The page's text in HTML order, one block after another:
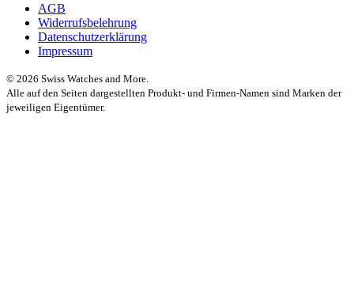
AGB
Widerrufsbelehrung
Datenschutzerklärung
Impressum
© 2026 Swiss Watches and More.
Alle auf den Seiten dargestellten Produkt- und Firmen-Namen sind Marken der
jeweiligen Eigentümer.